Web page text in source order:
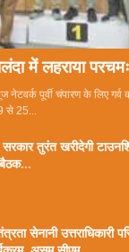
में लहराया
नेटवर्क पूर्वी चंपारण के लिए
से 25...
तुरंत खरीदेगी
सेनानी उत्तराधिकारी